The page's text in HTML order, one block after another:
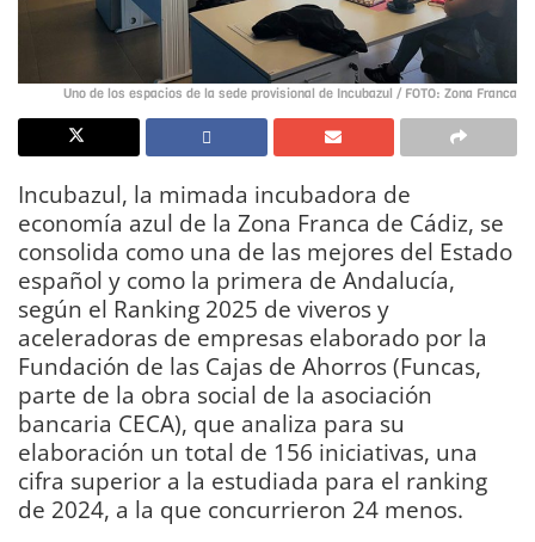
Uno de los espacios de la sede provisional de Incubazul / FOTO: Zona Franca
Incubazul, la mimada incubadora de
economía azul de la Zona Franca de Cádiz, se
consolida como una de las mejores del Estado
español y como la primera de Andalucía,
según el Ranking 2025 de viveros y
aceleradoras de empresas elaborado por la
Fundación de las Cajas de Ahorros (Funcas,
parte de la obra social de la asociación
bancaria CECA), que analiza para su
elaboración un total de 156 iniciativas, una
cifra superior a la estudiada para el ranking
de 2024, a la que concurrieron 24 menos.